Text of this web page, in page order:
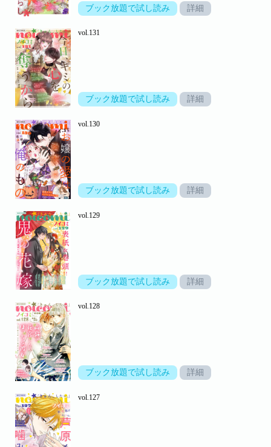
ブック放題で試し読み 詳細
vol.131
ブック放題で試し読み 詳細
vol.130
ブック放題で試し読み 詳細
vol.129
ブック放題で試し読み 詳細
vol.128
ブック放題で試し読み 詳細
vol.127